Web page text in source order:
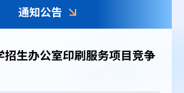
通知公告
招生办公室印刷服务项目竞争